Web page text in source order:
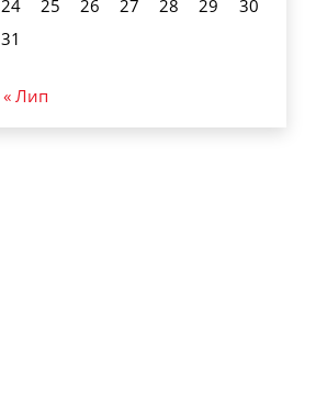
24
25 26 27 28 29
30
31
« Лип